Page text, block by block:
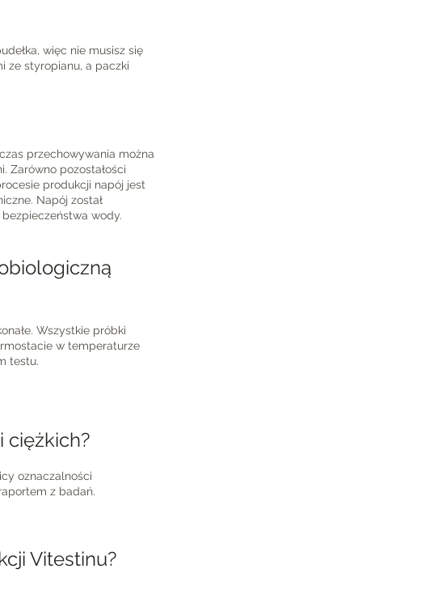
więc nie musisz się
ze styropianu, a paczki
przechowywania można
Zarówno pozostałości
produkcji napój jest
Napój został
wody.
Wszystkie próbki
w temperaturze
testu.
ciężkich?
oznaczalności
z badań.
Vitestinu?